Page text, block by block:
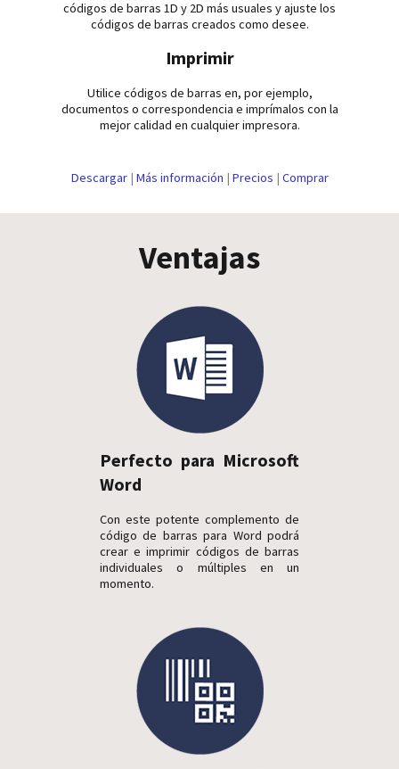
códigos de barras 1D y 2D más usuales y ajuste los
códigos de barras creados como desee.
Imprimir
Utilice códigos de barras en, por ejemplo,
documentos o correspondencia e imprímalos con la
mejor calidad en cualquier impresora.
Descargar| Más información | Precios | Comprar
Ventajas
Perfecto para Microsoft
Word
Con este potente complemento de
código de barras para Word podrá
crear e imprimir códigos de barras
individuales o múltiples en un
momento.